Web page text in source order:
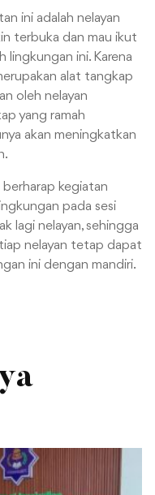
ini adalah nelayan
terbuka dan mau ikut
lingkungan ini. Karena
alat tangkap
oleh nelayan
yang ramah
akan meningkatkan
kegiatan
pada sesi
lagi nelayan, sehingga
nelayan tetap dapat
ini dengan mandiri.